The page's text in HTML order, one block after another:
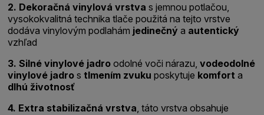
2. Dekoračná vinylová vrstva s jemnou potlačou,
vysokokvalitná technika tlače použitá na tejto vrstve
dodáva vinylovým podlahám jedinečný a autentický
vzhľad
3. Silné vinylové jadro odolné voči nárazu,vodeodolné
vinylové jadro stlmením zvuku poskytuje komfort a
dlhú životnosť
4. Extra stabilizačná vrstva , táto vrstva obsahuje